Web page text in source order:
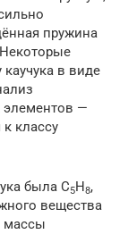
пружина
в виде
элементов —
к классу
была С5Н8,
вещества
массы